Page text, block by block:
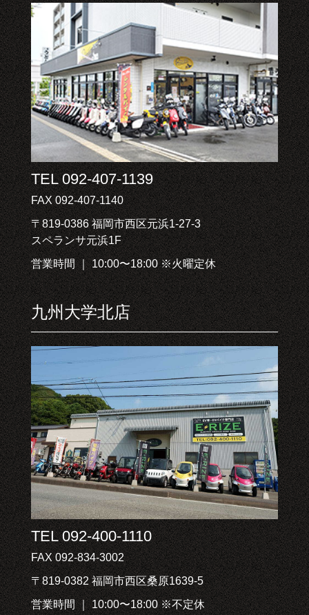
TEL 092-407-1139
FAX 092-407-1140
〒819-0386 福岡市西区元浜1-27-3
スペランサ元浜1F
営業時間 ｜ 10:00〜18:00 ※火曜定休
九州大学北店
TEL 092-400-1110
FAX 092-834-3002
〒819-0382 福岡市西区桑原1639-5
営業時間 ｜ 10:00〜18:00 ※不定休